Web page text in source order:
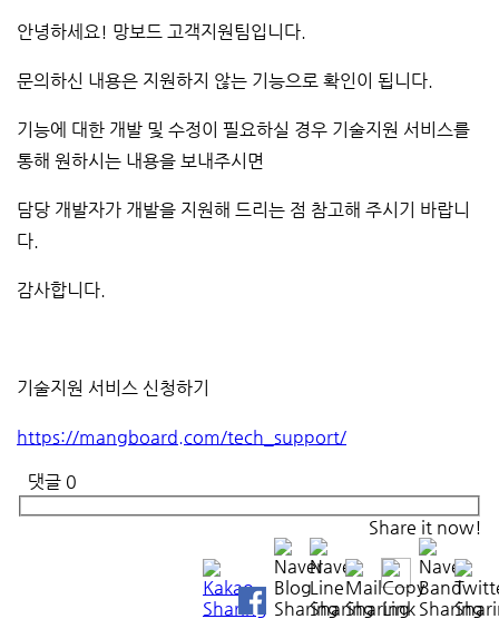
안녕하세요! 망보드 고객지원팀입니다.
문의하신 내용은 지원하지 않는 기능으로 확인이 됩니다.
기능에 대한 개발 및 수정이 필요하실 경우 기술지원 서비스를
통해 원하시는 내용을 보내주시면
담당 개발자가 개발을 지원해 드리는 점 참고해 주시기 바랍니
다.
감사합니다.
기술지원 서비스 신청하기
https://mangboard.com/tech_support/
댓글 0
Share it now!